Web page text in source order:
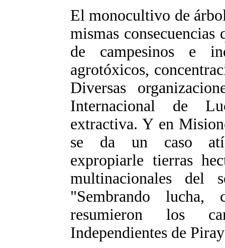
El monocultivo de
mismas consecuencias
de campesinos e
agrotóxicos,
Diversas
Internacional de
extractiva. Y en
se da un caso
expropiarle tierras
multinacionales del
"Sembrando lucha,
resumieron los
Independientes de